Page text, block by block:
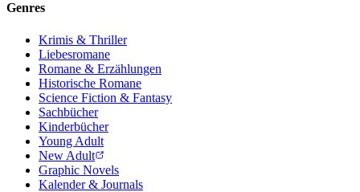
Genres
Krimis & Thriller
Liebesromane
Romane & Erzählungen
Historische Romane
Science Fiction & Fantasy
Sachbücher
Kinderbücher
Young Adult
New Adult
Graphic Novels
Kalender & Journals